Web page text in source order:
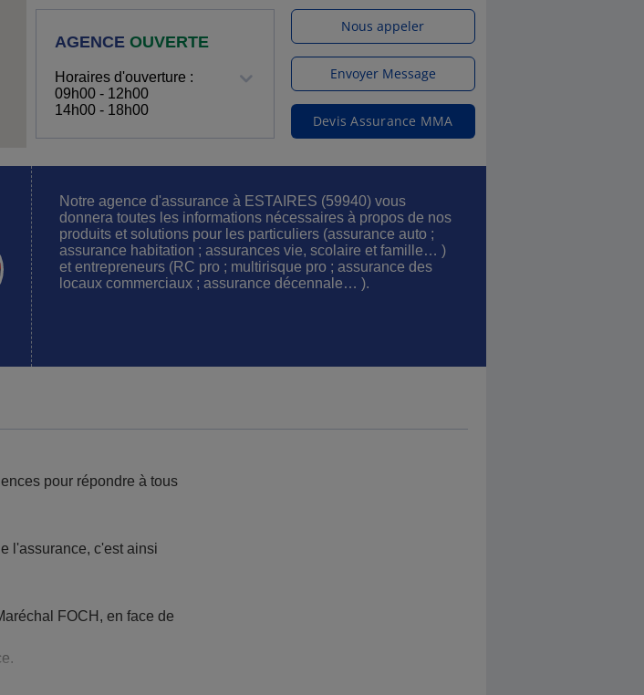
AGENCE OUVERTE
Horaires d'ouverture :
09h00 - 12h00
14h00 - 18h00
Nous appeler
Envoyer Message
Devis Assurance MMA
Notre agence d'assurance à ESTAIRES (59940) vous
donnera toutes les informations nécessaires à propos de nos
produits et solutions pour les particuliers (assurance auto ;
assurance habitation ; assurances vie, scolaire et famille… )
et entrepreneurs (RC pro ; multirisque pro ; assurance des
locaux commerciaux ; assurance décennale… ).
pour répondre à tous
l'assurance, c'est ainsi
FOCH, en face de